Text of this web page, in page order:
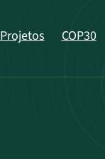
Projetos COP30